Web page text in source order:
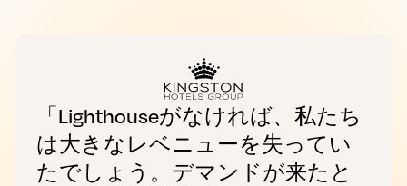
「Lighthouseがなければ、私たち
は大きなレベニューを失ってい
たでしょう。デマンドが来たと